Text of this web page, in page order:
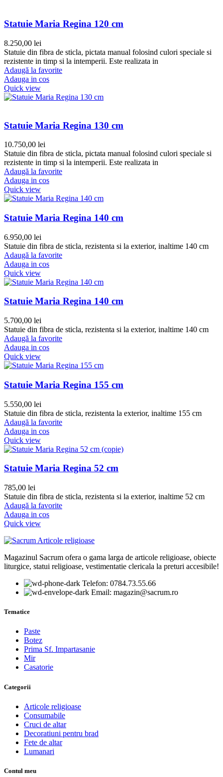
Statuie Maria Regina 120 cm
8.250,00 lei
Statuie din fibra de sticla, pictata manual folosind culori speciale si
rezistente in timp si la intemperii. Este realizata in
Adaugă la favorite
Adauga in cos
Quick view
Statuie Maria Regina 130 cm
10.750,00 lei
Statuie din fibra de sticla, pictata manual folosind culori speciale si
rezistente in timp si la intemperii. Este realizata in
Adaugă la favorite
Adauga in cos
Quick view
Statuie Maria Regina 140 cm
6.950,00 lei
Statuie din fibra de sticla, rezistenta si la exterior, inaltime 140 cm
Adaugă la favorite
Adauga in cos
Quick view
Statuie Maria Regina 140 cm
5.700,00 lei
Statuie din fibra de sticla, rezistenta si la exterior, inaltime 140 cm
Adaugă la favorite
Adauga in cos
Quick view
Statuie Maria Regina 155 cm
5.550,00 lei
Statuie din fibra de sticla, rezistenta la exterior, inaltime 155 cm
Adaugă la favorite
Adauga in cos
Quick view
Statuie Maria Regina 52 cm
785,00 lei
Statuie din fibra de sticla, rezistenta si la exterior, inaltime 52 cm
Adaugă la favorite
Adauga in cos
Quick view
Magazinul Sacrum ofera o gama larga de articole religioase, obiecte
liturgice, statui religioase, vestimentatie clericala la preturi accesibile!
Telefon: 0784.73.55.66
Email: magazin@sacrum.ro
Tematice
Paste
Botez
Prima Sf. Impartasanie
Mir
Casatorie
Categorii
Articole religioase
Consumabile
Cruci de altar
Decoratiuni pentru brad
Fete de altar
Lumanari
Contul meu